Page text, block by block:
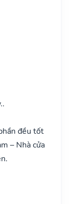
đều tốt
– Nhà cửa